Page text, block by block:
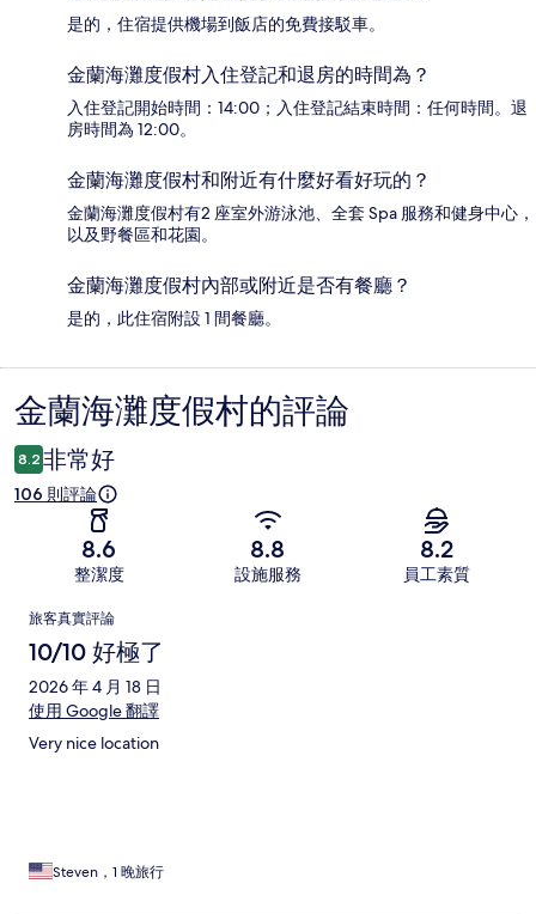
是的，住宿提供機場到飯店的免費接駁車。
金蘭海灘度假村入住登記和退房的時間為？
入住登記開始時間：14:00；入住登記結束時間：任何時間。退
房時間為 12:00。
金蘭海灘度假村和附近有什麼好看好玩的？
金蘭海灘度假村有2 座室外游泳池、全套 Spa 服務和健身中心，
以及野餐區和花園。
金蘭海灘度假村內部或附近是否有餐廳？
是的，此住宿附設 1 間餐廳。
評
論
金蘭海灘度假村的評論
8.2 非常好
106 則評論
8.6
整潔度
8.8
設施服務
8.2
員工素質
評
論
旅客真實評論
10/10 好極了
2026 年 4 月 18 日
使用 Google 翻譯
Very nice location
Steven，1 晚旅行